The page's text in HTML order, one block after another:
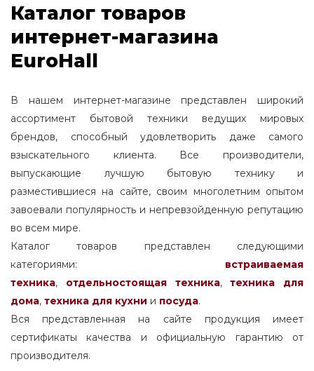
Каталог товаров
интернет-магазина
EuroHall
В нашем интернет-магазине представлен широкий
ассортимент бытовой техники ведущих мировых
брендов, способный удовлетворить даже самого
взыскательного клиента. Все производители,
выпускающие лучшую бытовую технику и
разместившиеся на сайте, своим многолетним опытом
завоевали популярность и непревзойденную репутацию
во всем мире.
Каталог товаров представлен следующими
категориями: встраиваемая
техника, отдельностоящаятехника,
техника для
дома, техника для кухни и посуда.
Вся представленная на сайте продукция имеет
сертификаты качества и официальную гарантию от
производителя.